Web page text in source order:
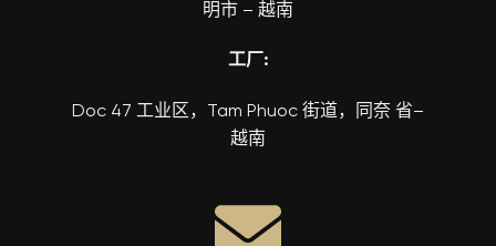
明市 – 越南
工厂:
Doc 47 工业区，Tam Phuoc 街道，同奈 省–
越南